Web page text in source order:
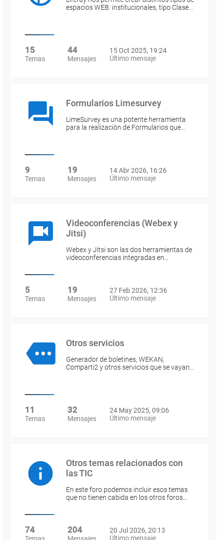
espacios WEB: institucionales, tipo Clase…
15
Temas
44
Mensajes
15 Oct 2025, 19:24
Último mensaje
Formularios Limesurvey
LimeSurvey es una potente herramienta
para la realización de Formularios que…
9
Temas
19
Mensajes
14 Abr 2026, 16:26
Último mensaje
Videoconferencias (Webex y
Jitsi)
Webex y Jitsi son las dos herramientas de
videoconferencias integradas en…
5
Temas
19
Mensajes
27 Feb 2026, 12:36
Último mensaje
Otros servicios
Generador de boletines, WEKAN,
Comparti2 y otros servicios que se vayan…
11
Temas
32
Mensajes
24 May 2025, 09:06
Último mensaje
Otros temas relacionados con
las TIC
En este foro podemos incluir esos temas
que no tienen cabida en los otros foros…
74 204
20 Jul 2026, 20:13
Último mensaje